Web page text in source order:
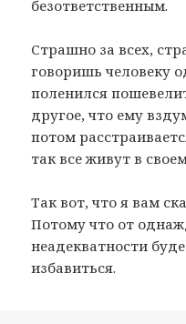
безответственным.
Страшно за всех,
говоришь человеку
поленился
другое, что ему
потом
так все живут в
Так вот, что я вам
Потому что от
неадекватности
избавиться.